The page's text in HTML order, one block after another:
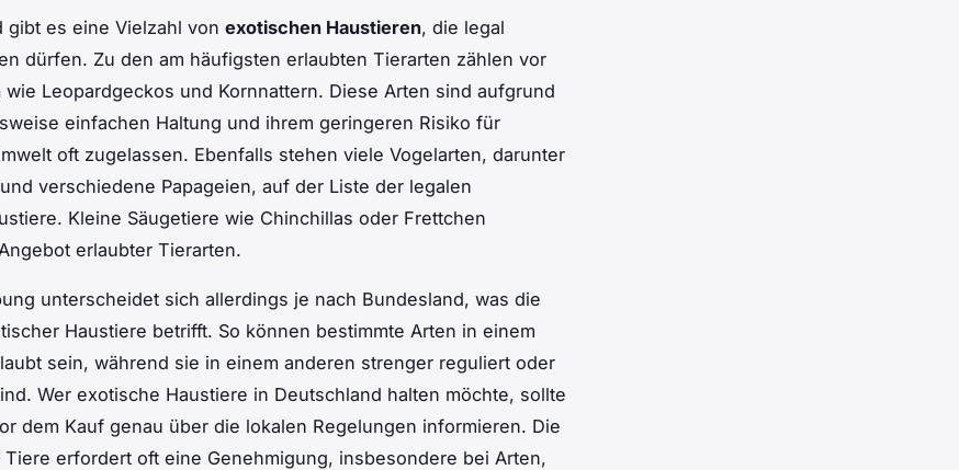
gibt es eine Vielzahl von exotischen Haustieren, die legal
dürfen. Zu den am häufigsten erlaubten Tierarten zählen vor
wie Leopardgeckos und Kornnattern. Diese Arten sind aufgrund
einfachen Haltung und ihrem geringeren Risiko für
oft zugelassen. Ebenfalls stehen viele Vogelarten, darunter
verschiedene Papageien, auf der Liste der legalen
Kleine Säugetiere wie Chinchillas oder Frettchen
erlaubter Tierarten.
unterscheidet sich allerdings je nach Bundesland, was die
Haustiere betrifft. So können bestimmte Arten in einem
sein, während sie in einem anderen strenger reguliert oder
Wer exotische Haustiere in Deutschland halten möchte, sollte
dem Kauf genau über die lokalen Regelungen informieren. Die
Tiere erfordert oft eine Genehmigung, insbesondere bei Arten,